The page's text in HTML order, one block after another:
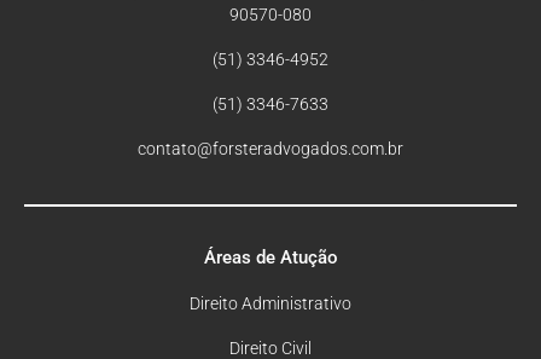
Áreas de Atução
Direito Administrativo
Direito Civil
90570-080
(51) 3346-4952
(51) 3346-7633
contato@forsteradvogados.com.br